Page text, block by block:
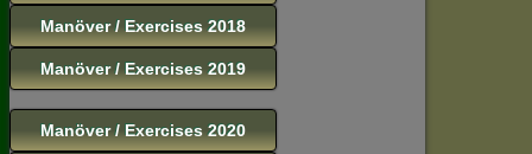
Manöver / Exercises 2018
Manöver / Exercises 2019
Manöver / Exercises 2020